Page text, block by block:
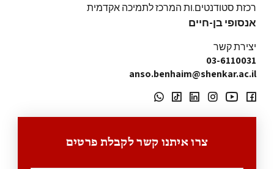
רכזת סטודנטים.ות המרכז לתמיכה אקדמית
אנסופי בן-חיים
יצירת קשר
03-6110031
anso.benhaim@shenkar.ac.il
צרו איתנו קשר לקבלת פרטים